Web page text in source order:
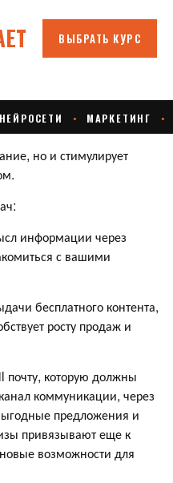
но и стимулирует
информации через
с вашими
бесплатного контента,
росту продаж и
почту, которую должны
коммуникации, через
предложения и
привязывают еще к
возможности для